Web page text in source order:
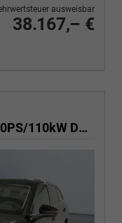
38.167,– €
ausweisbar
Selection 1.5 eTSI mHEV 150PS/110kW DSG7 2026 +AHK+EL.HECK+NAVI+KESSY